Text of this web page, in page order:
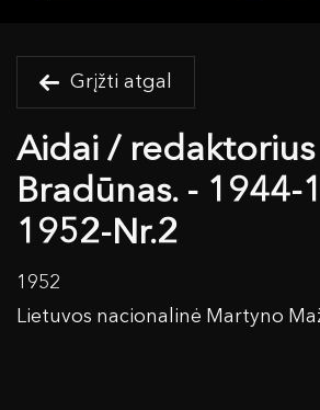
Grįžti atgal
Aidai / redaktorius
Bradūnas. - 1944-
1952-Nr.2
1952
Lietuvos nacionalinė Martyno